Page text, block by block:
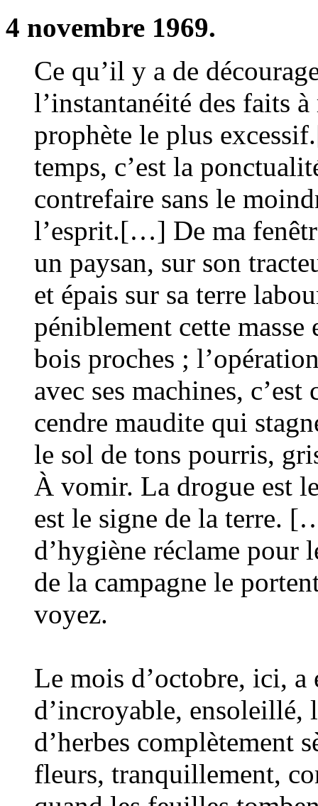
4 novembre 1969.
Ce qu’il y a de
l’instantanéité des faits
prophète le plus
temps, c’est la
contrefaire sans le
l’esprit.[…] De ma
un paysan, sur son
et épais sur sa terre
péniblement cette masse
bois proches ;
avec ses machines,
cendre maudite qui
le sol de tons pourris,
À vomir. La drogue est
est le signe de la terre.
d’hygiène réclame pour
de la campagne le
voyez.
Le mois d’octobre, ici, a
d’incroyable,
d’herbes complètement
fleurs, tranquillement,